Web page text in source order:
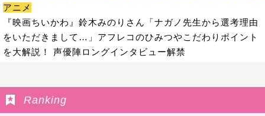
アニメ
『映画ちいかわ』鈴木みのりさん「ナガノ先生から選考理由
をいただきまして…」アフレコのひみつやこだわりポイント
を大解説！ 声優陣ロングインタビュー解禁
Ranking